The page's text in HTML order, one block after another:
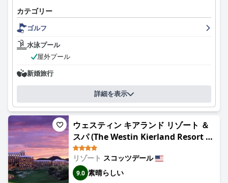
カテゴリー
ゴルフ
水泳プール
屋外プール
新婚旅行
詳細を表示
ウェスティン キアランド リゾート ＆
スパ (The Westin Kierland Resort &
Spa)
リゾート スコッツデール
9.0 素晴らしい